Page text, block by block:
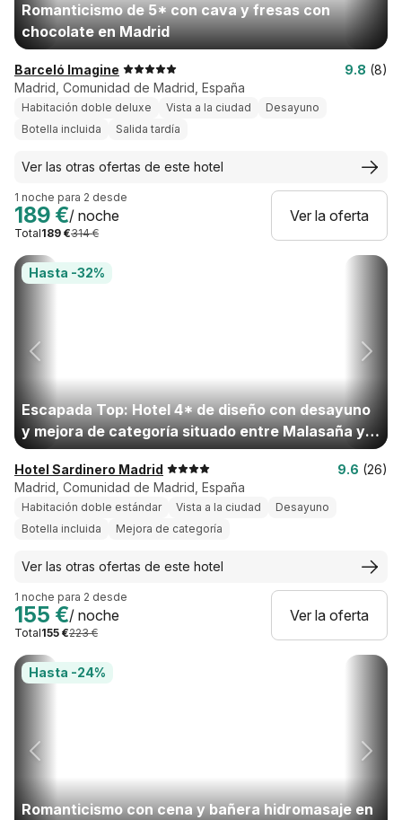
Romanticismo de 5* con cava y fresas con
chocolate en Madrid
Barceló Imagine 9.8 (8)
Madrid, Comunidad de Madrid, España
Habitación doble deluxe Vista a la ciudad
Desayuno
Botella incluida
Salida tardía
Ver las otras ofertas de este hotel
1 noche para 2 desde
189 €/ noche
Total189 €314 €
Ver la oferta
Hasta -32%
Escapada Top: Hotel 4* de diseño con desayuno
y mejora de categoría situado entre Malasaña y
Chueca
Hotel Sardinero Madrid 9.6 (26)
Madrid, Comunidad de Madrid, España
Habitación doble estándar Vista a la ciudad
Desayuno
Botella incluida
Mejora de categoría
Ver las otras ofertas de este hotel
1 noche para 2 desde
155 €/ noche
Total155 €223 €
Ver la oferta
Hasta -24%
Romanticismo con cena y bañera hidromasaje en